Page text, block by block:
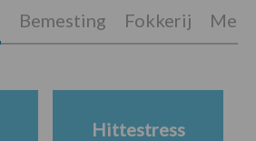
Bemesting Fokkerij
Hittestress